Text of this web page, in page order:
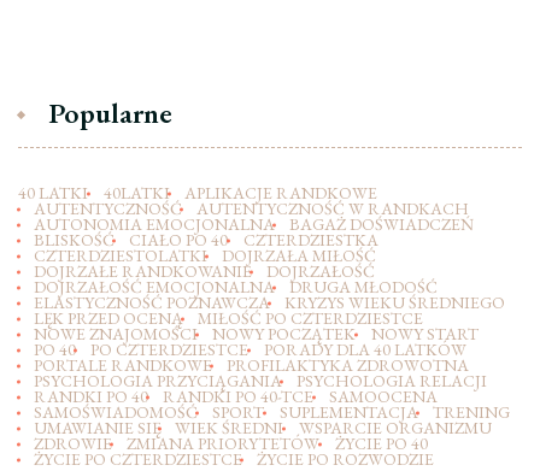
Popularne
40 LATKI 40LATKI APLIKACJE RANDKOWE
AUTENTYCZNOŚĆ AUTENTYCZNOŚĆ W RANDKACH
AUTONOMIA EMOCJONALNA BAGAŻ DOŚWIADCZEŃ
BLISKOŚĆ CIAŁO PO 40 CZTERDZIESTKA
CZTERDZIESTOLATKI DOJRZAŁA MIŁOŚĆ
DOJRZAŁE RANDKOWANIE DOJRZAŁOŚĆ
DOJRZAŁOŚĆ EMOCJONALNA DRUGA MŁODOŚĆ
ELASTYCZNOŚĆ POZNAWCZA KRYZYS WIEKU ŚREDNIEGO
LĘK PRZED OCENĄ MIŁOŚĆ PO CZTERDZIESTCE
NOWE ZNAJOMOŚCI NOWY POCZĄTEK NOWY START
PO 40 PO CZTERDZIESTCE PORADY DLA 40 LATKÓW
PORTALE RANDKOWE PROFILAKTYKA ZDROWOTNA
PSYCHOLOGIA PRZYCIĄGANIA PSYCHOLOGIA RELACJI
RANDKI PO 40 RANDKI PO 40-TCE SAMOOCENA
SAMOŚWIADOMOŚĆ SPORT SUPLEMENTACJA TRENING
UMAWIANIE SIĘ WIEK ŚREDNI WSPARCIE ORGANIZMU
ZDROWIE ZMIANA PRIORYTETÓW ŻYCIE PO 40
ŻYCIE PO CZTERDZIESTCE ŻYCIE PO ROZWODZIE